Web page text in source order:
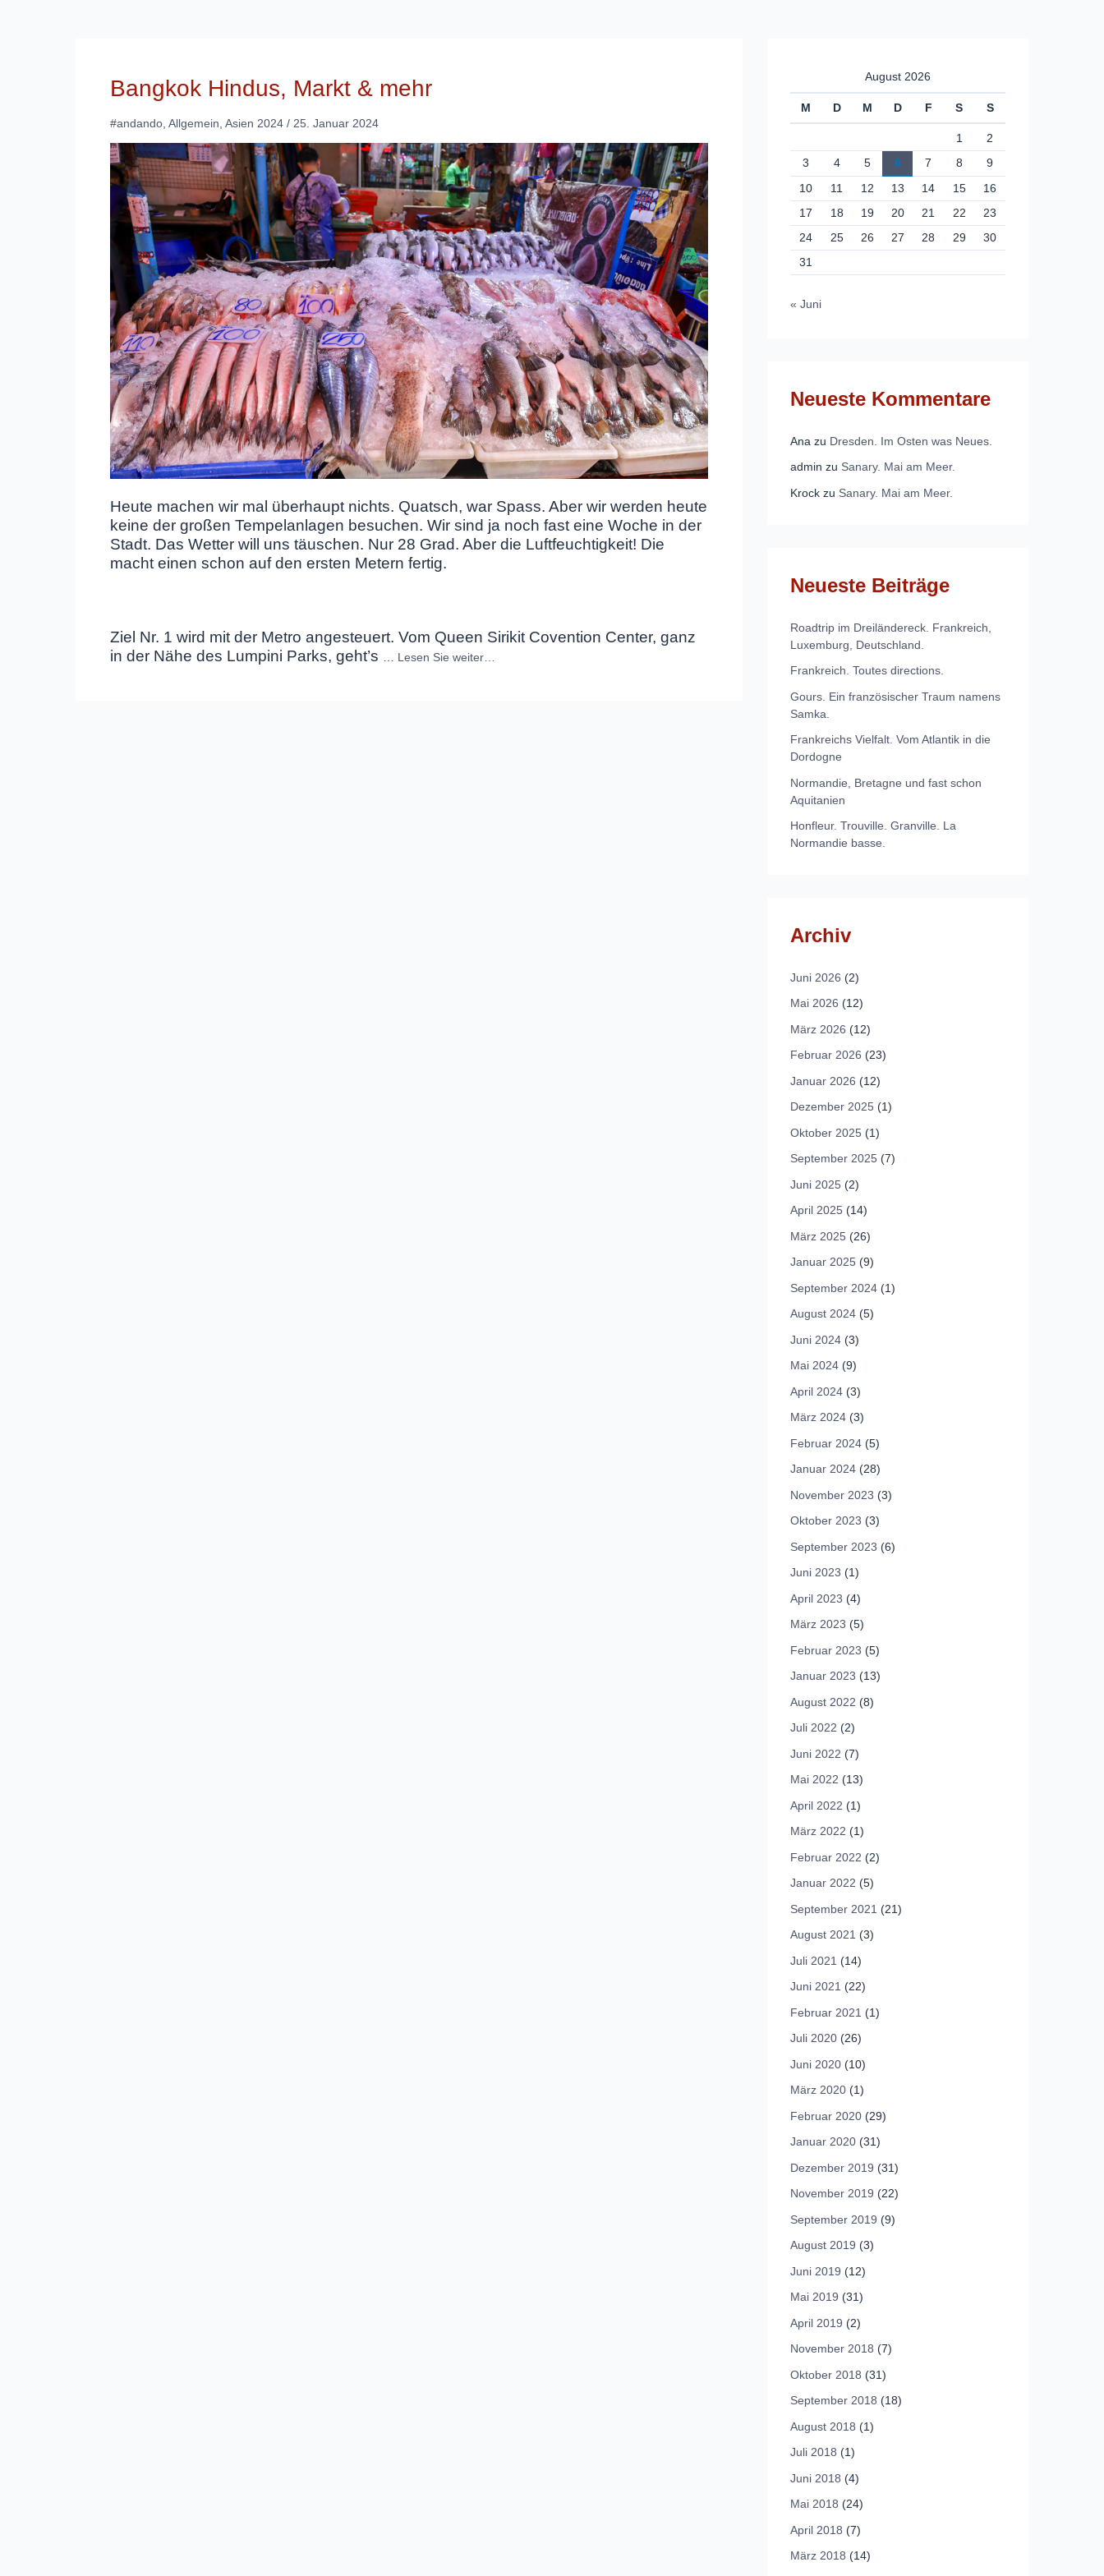
Bangkok Hindus, Markt & mehr
#andando Allgemein Asien 2024 / 25. Januar 2024
Heute machen wir mal überhaupt nichts. Quatsch, war Spass. Aber wir werden heute
keine der großen Tempelanlagen besuchen. Wir sind ja noch fast eine Woche in der
Stadt. Das Wetter will uns täuschen. Nur 28 Grad. Aber die Luftfeuchtigkeit! Die
macht einen schon auf den ersten Metern fertig.
Ziel Nr. 1 wird mit der Metro angesteuert. Vom Queen Sirikit Covention Center, ganz
in der Nähe des Lumpini Parks, geht’s
Lesen Sie weiter…
August 2026
M D M D F S S
1
2
3
4 5 6 7 8
9
10
11 12 13 14 15
16
17
18 19 20 21 22
23
24
25 26 27 28 29
30
31
« Juni
Neueste Kommentare
Ana zu Dresden. Im Osten was Neues.
admin zu Sanary. Mai am Meer.
Krock zu Sanary. Mai am Meer.
Neueste Beiträge
Roadtrip im Dreiländereck. Frankreich,
Luxemburg, Deutschland.
Frankreich. Toutes directions.
Gours. Ein französischer Traum namens
Samka.
Frankreichs Vielfalt. Vom Atlantik in die
Dordogne
Normandie, Bretagne und fast schon
Aquitanien
Honfleur. Trouville. Granville. La
Normandie basse.
Archiv
Juni 2026 (2)
Mai 2026 (12)
März 2026 (12)
Februar 2026 (23)
Januar 2026 (12)
Dezember 2025 (1)
Oktober 2025 (1)
September 2025 (7)
Juni 2025 (2)
April 2025 (14)
März 2025 (26)
Januar 2025 (9)
September 2024 (1)
August 2024 (5)
Juni 2024 (3)
Mai 2024 (9)
April 2024 (3)
März 2024 (3)
Februar 2024 (5)
Januar 2024 (28)
November 2023 (3)
Oktober 2023 (3)
September 2023 (6)
Juni 2023 (1)
April 2023 (4)
März 2023 (5)
Februar 2023 (5)
Januar 2023 (13)
August 2022 (8)
Juli 2022 (2)
Juni 2022 (7)
Mai 2022 (13)
April 2022 (1)
März 2022 (1)
Februar 2022 (2)
Januar 2022 (5)
September 2021 (21)
August 2021 (3)
Juli 2021 (14)
Juni 2021 (22)
Februar 2021 (1)
Juli 2020 (26)
Juni 2020 (10)
März 2020 (1)
Februar 2020 (29)
Januar 2020 (31)
Dezember 2019 (31)
November 2019 (22)
September 2019 (9)
August 2019 (3)
Juni 2019 (12)
Mai 2019 (31)
April 2019 (2)
November 2018 (7)
Oktober 2018 (31)
September 2018 (18)
August 2018 (1)
Juli 2018 (1)
Juni 2018 (4)
Mai 2018 (24)
April 2018 (7)
März 2018 (14)